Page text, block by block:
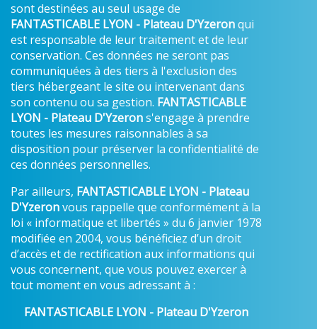
sont destinées au seul usage de
FANTASTICABLE LYON - Plateau D'Yzeronqui
est responsable de leur traitement et de leur
conservation. Ces données ne seront pas
communiquées à des tiers à l'exclusion des
tiers hébergeant le site ou intervenant dans
son contenu ou sa gestion. FANTASTICABLE
LYON - Plateau D'Yzerons'engage à prendre
toutes les mesures raisonnables à sa
disposition pour préserver la confidentialité de
ces données personnelles.
Par ailleurs, FANTASTICABLE LYON - Plateau
D'Yzeronvous rappelle que conformément à la
loi « informatique et libertés » du 6 janvier 1978
modifiée en 2004, vous bénéficiez d’un droit
d’accès et de rectification aux informations qui
vous concernent, que vous pouvez exercer à
tout moment en vous adressant à :
FANTASTICABLE LYON - Plateau D'Yzeron